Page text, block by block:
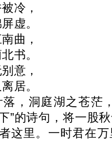
冷，
虚。
曲，
书。
意，
居。
落，洞庭湖之苍茫
”的诗句，将一股
这里。 一时君在